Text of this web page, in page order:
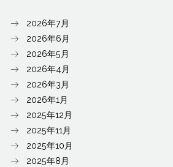
2026年7月
2026年6月
2026年5月
2026年4月
2026年3月
2026年1月
2025年12月
2025年11月
2025年10月
2025年8月